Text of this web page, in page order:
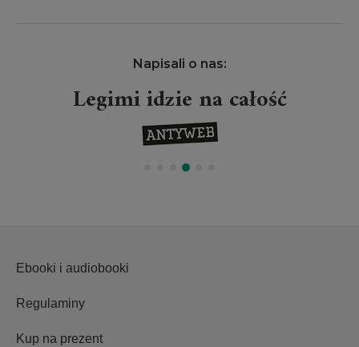
Napisali o nas:
Legimi idzie na całość
Ebooki i audiobooki
Regulaminy
Kup na prezent